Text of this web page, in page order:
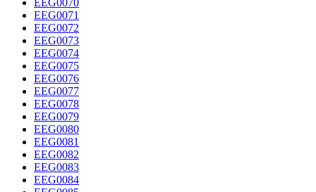
EEG0070
EEG0071
EEG0072
EEG0073
EEG0074
EEG0075
EEG0076
EEG0077
EEG0078
EEG0079
EEG0080
EEG0081
EEG0082
EEG0083
EEG0084